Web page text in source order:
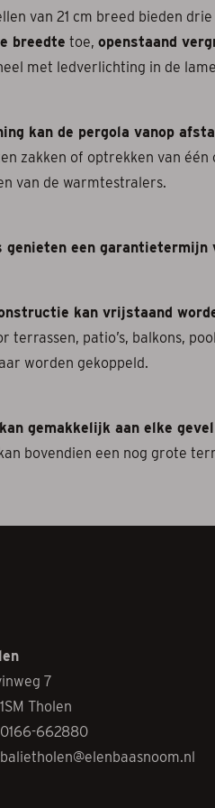
van 21 cm breed bieden
breedte toe, openstaand
met ledverlichting in de
kan de pergola vanop
zakken of optrekken van
van de warmtestralers.
een
kan vrijstaand
patio’s, balkons,
worden gekoppeld.
gemakkelijk aan elke gevel
bovendien een nog grote
7
Tholen
0166-662880
balietholen@elenbaasnoom.nl